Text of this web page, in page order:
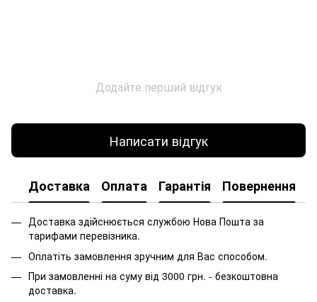
Додайте перший відгук
Написати відгук
Доставка Оплата Гарантія Повернення
Доставка здійснюється службою Нова Пошта за
тарифами перевізника.
Оплатіть замовлення зручним для Вас способом.
При замовленні на суму від 3000 грн. - безкоштовна
доставка.